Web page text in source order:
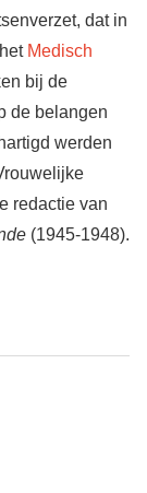
dat in
Medisch
bij de
de belangen
werden
redactie van
(1945-1948).